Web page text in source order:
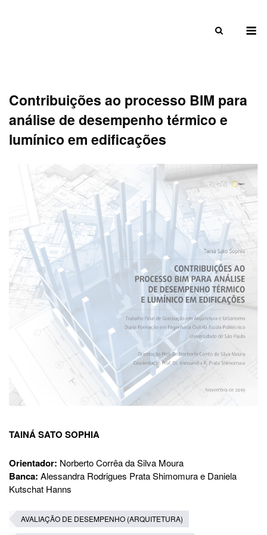
Contribuições ao processo BIM para
análise de desempenho térmico e
lumínico em edificações
TAINÁ SATO SOPHIA
Orientador: Norberto Corrêa da Silva Moura
Banca: Alessandra Rodrigues Prata Shimomura e Daniela
Kutschat Hanns
AVALIAÇÃO DE DESEMPENHO (ARQUITETURA)